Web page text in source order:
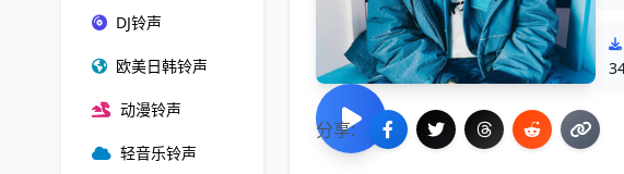
DJ铃声
欧美日韩铃声
动漫铃声
轻音乐铃声
分享: